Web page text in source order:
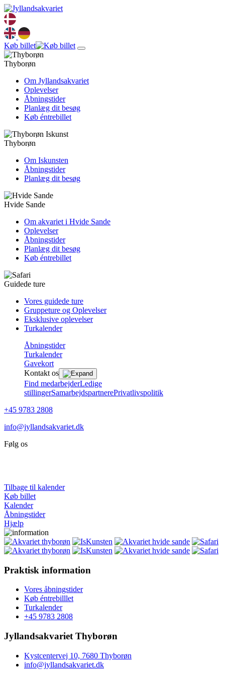
Køb billet
Thyborøn
Om Jyllandsakvariet
Oplevelser
Åbningstider
Planlæg dit besøg
Køb éntrebillet
Thyborøn
Om Iskunsten
Åbningstider
Planlæg dit besøg
Hvide Sande
Om akvariet i Hvide Sande
Oplevelser
Åbningstider
Planlæg dit besøg
Køb éntrebillet
Guidede ture
Vores guidede ture
Gruppeture og Oplevelser
Eksklusive oplevelser
Turkalender
Åbningstider
Turkalender
Gavekort
Kontakt os
Find medarbejderLedige
stillingerSamarbejdspartnerePrivatlivspolitik
+45 9783 2808
info@jyllandsakvariet.dk
Følg os
Tilbage til kalender
Køb billet
Kalender
Åbningstider
Hjælp
Praktisk information
Vores åbningstider
Køb éntrebilllet
Turkalender
+45 9783 2808
Jyllandsakvariet Thyborøn
Kystcentervej 10, 7680 Thyborøn
info@jyllandsakvariet.dk